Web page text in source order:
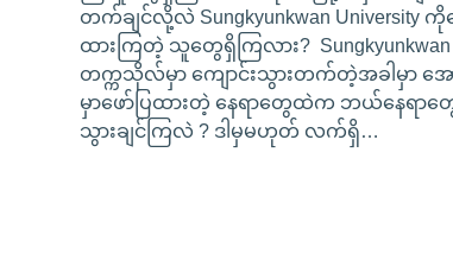
တက်ချင်လို့လဲ Sungkyunkwan University ကို
ထားကြတဲ့ သူတွေရှိကြလား? Sungkyunkwan
တက္ကသိုလ်မှာ ကျောင်းသွားတက်တဲ့အခါမှာ အ
မှာဖော်ပြထားတဲ့ နေရာတွေထဲက ဘယ်နေရာတွ
သွားချင်ကြလဲ ? ဒါမှမဟုတ် လက်ရှိ…